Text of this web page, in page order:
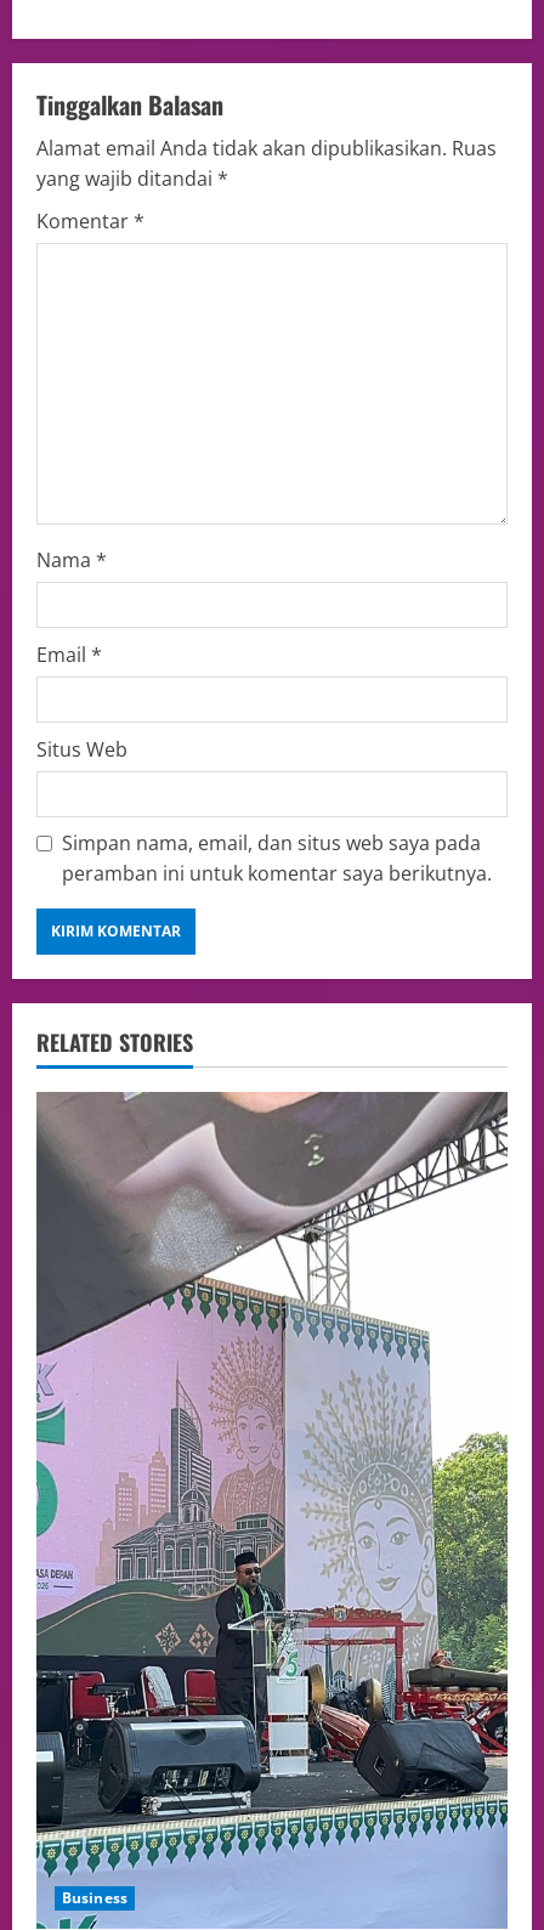
Tinggalkan Balasan
Alamat email Anda tidak akan dipublikasikan. Ruas
yang wajib ditandai *
Komentar*
Nama *
Email *
Situs Web
Simpan nama, email, dan situs web saya pada
peramban ini untuk komentar saya berikutnya.
RELATED STORIES
Business